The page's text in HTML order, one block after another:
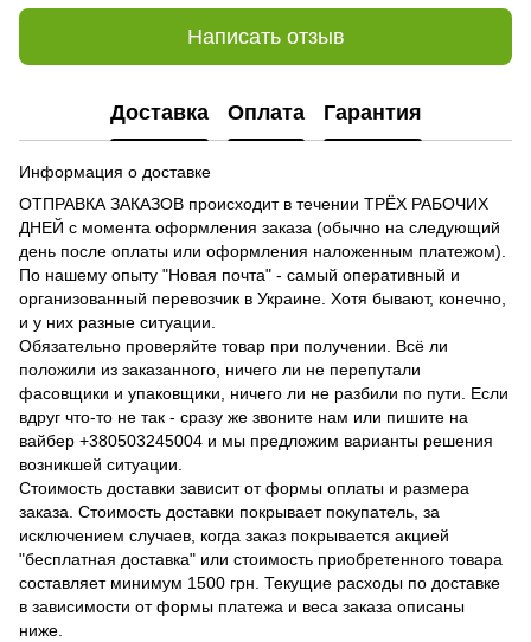
Написать отзыв
Доставка Оплата Гарантия
Информация о доставке
ОТПРАВКА ЗАКАЗОВ происходит в течении ТРЁХ РАБОЧИХ
ДНЕЙ с момента оформления заказа (обычно на следующий
день после оплаты или оформления наложенным платежом).
По нашему опыту "Новая почта" - самый оперативный и
организованный перевозчик в Украине. Хотя бывают, конечно,
и у них разные ситуации.
Обязательно проверяйте товар при получении. Всё ли
положили из заказанного, ничего ли не перепутали
фасовщики и упаковщики, ничего ли не разбили по пути. Если
вдруг что-то не так - сразу же звоните нам или пишите на
вайбер +380503245004 и мы предложим варианты решения
возникшей ситуации.
Стоимость доставки зависит от формы оплаты и размера
заказа. Стоимость доставки покрывает покупатель, за
исключением случаев, когда заказ покрывается акцией
"бесплатная доставка" или стоимость приобретенного товара
составляет минимум 1500 грн. Текущие расходы по доставке
в зависимости от формы платежа и веса заказа описаны
ниже.